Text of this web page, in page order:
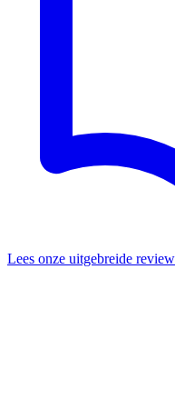
Lees onze uitgebreide